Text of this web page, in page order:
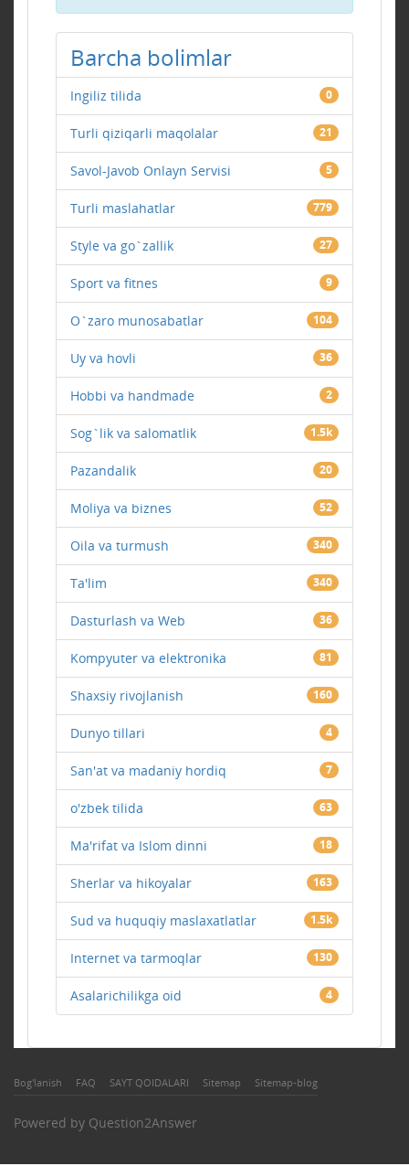
Barcha bolimlar
Ingiliz tilida 0
Turli qiziqarli maqolalar 21
Savol-Javob Onlayn Servisi 5
Turli maslahatlar 779
Style va go`zallik 27
Sport va fitnes 9
O`zaro munosabatlar 104
Uy va hovli 36
Hobbi va handmade 2
Sog`lik va salomatlik 1.5k
Pazandalik 20
Moliya va biznes 52
Oila va turmush 340
Ta'lim 340
Dasturlash va Web 36
Kompyuter va elektronika 81
Shaxsiy rivojlanish 160
Dunyo tillari 4
San'at va madaniy hordiq 7
o'zbek tilida 63
Ma'rifat va Islom dinni 18
Sherlar va hikoyalar 163
Sud va huquqiy maslaxatlatlar 1.5k
Internet va tarmoqlar 130
Asalarichilikga oid 4
Bog'lanish FAQ SAYT QOIDALARI Sitemap Sitemap-blog
Powered by Question2Answer